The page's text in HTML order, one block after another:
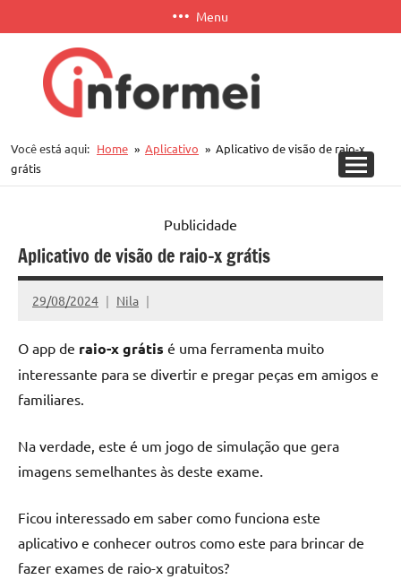
para
conteúdo
Menu
Você está aqui: Home Aplicativo
Aplicativo de visão de raio-x
grátis
Publicidade
Aplicativo de visão de raio-x grátis
29/08/2024 Nila
O app de raio-x grátis é uma ferramenta muito
interessante para se divertir e pregar peças em amigos e
familiares.
Na verdade, este é um jogo de simulação que gera
imagens semelhantes às deste exame.
Ficou interessado em saber como funciona este
aplicativo e conhecer outros como este para brincar de
fazer exames de raio-x gratuitos?